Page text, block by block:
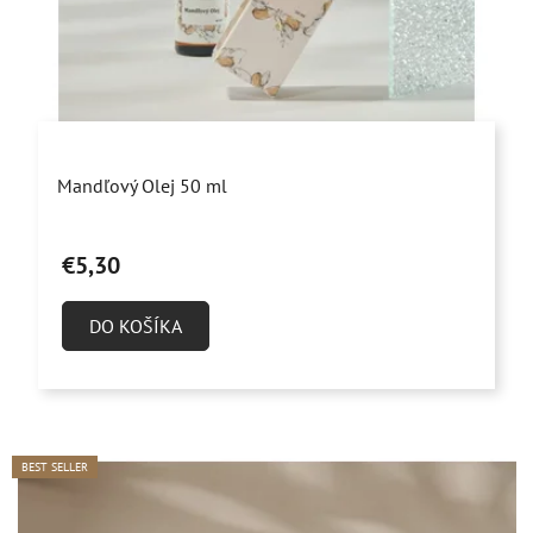
hodnotenie
je
4,9
hviezdičiek.
Mandľový Olej 50 ml
€5,30
DO KOŠÍKA
BEST SELLER